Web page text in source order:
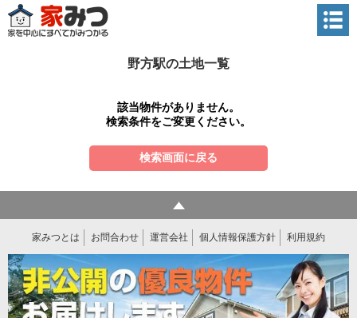
野方駅の土地一覧
該当物件がありません。
検索条件をご変更ください。
検索画面に戻る
家みつとは お問合わせ 運営会社 個人情報保護方針 利用規約